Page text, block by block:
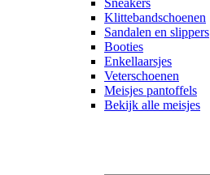
Sneakers
Klittebandschoenen
Sandalen en slippers
Booties
Enkellaarsjes
Veterschoenen
Meisjes pantoffels
Bekijk alle meisjes